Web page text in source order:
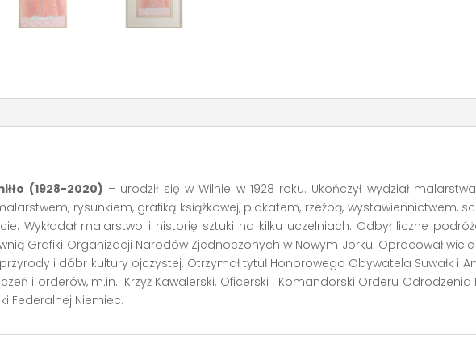
(1928-2020) – urodził się w Wilnie w 1928 roku. Ukończył wydział
rysunkiem, grafiką książkowej, plakatem, rzeźbą, wystawiennictwem,
Wykładał malarstwo i historię sztuki na kilku uczelniach. Odbył liczne
Grafiki Organizacji Narodów Zjednoczonych w Nowym Jorku. Opracował
i dóbr kultury ojczystej. Otrzymał tytuł Honorowego Obywatela Suwałk i
i orderów, m.in.: Krzyż Kawalerski, Oficerski i Komandorski Orderu Odrodzenia
Federalnej Niemiec.